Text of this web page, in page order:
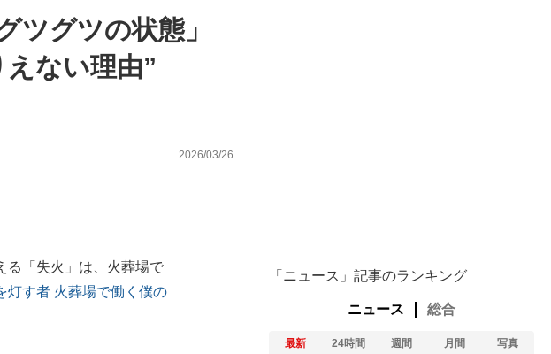
クマが悪者扱いされているのが悲しい」『北の国から』倉本聰氏（91...
ツグツの状態」
ない理由”
2026/03/26
る「失火」は、火葬場で
灯す者 火葬場で働く僕の
「ニュース」記事のランキング
ニュース 総合
最新 24時間 週間 月間 写真